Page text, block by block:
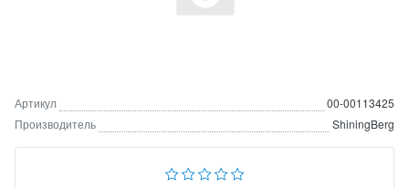
Артикул
00-00113425
Производитель
ShiningBerg